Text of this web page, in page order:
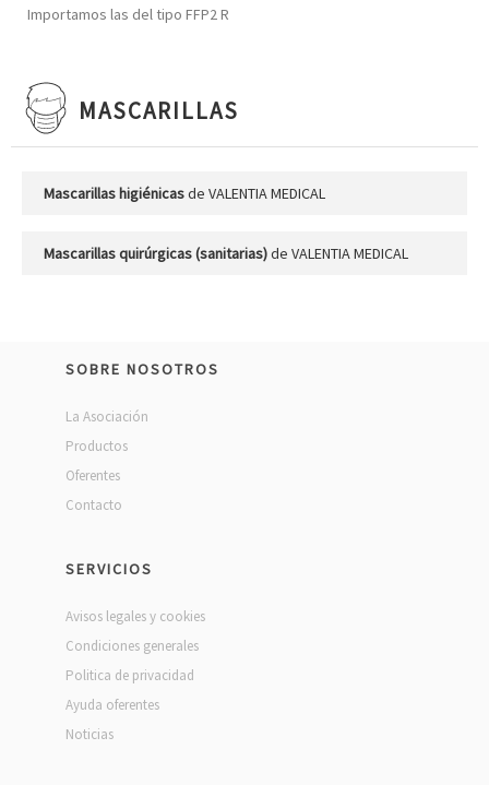
Importamos las del tipo FFP2 R
MASCARILLAS
Mascarillas higiénicasde VALENTIA MEDICAL
Mascarillas quirúrgicas (sanitarias)de VALENTIA MEDICAL
SOBRE NOSOTROS
La Asociación
Productos
Oferentes
Contacto
SERVICIOS
Avisos legales y cookies
Condiciones generales
Politica de privacidad
Ayuda oferentes
Noticias